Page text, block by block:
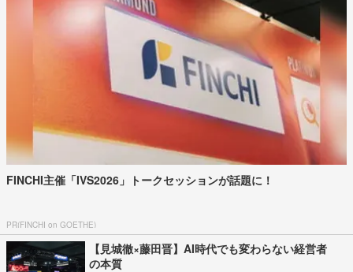
FINCHI主催「IVS2026」トークセッションが話題に！
PR(FINCHI on GOETHE)
【見城徹×藤田晋】AI時代でも変わらない経営者
の本質